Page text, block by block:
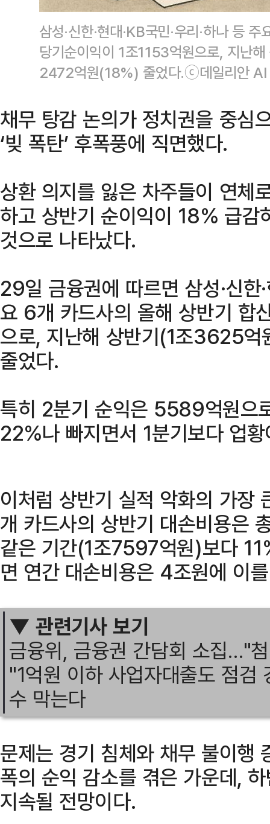
삼성·신한·현대·KB국민·우리·하나 등
당기순이익이 1조1153억원으로, 지난
2472억원(18%) 줄었다.ⓒ데일리안 AI
채무 탕감 논의가 정치권을 중심
‘빚 폭탄’ 후폭풍에 직면했다.
상환 의지를 잃은 차주들이 연체
하고 상반기 순이익이 18% 급감
것으로 나타났다.
29일 금융권에 따르면 삼성·신한
요 6개 카드사의 올해 상반기 합
으로, 지난해 상반기(1조3625
줄었다.
특히 2분기 순익은 5589억원으
22%나 빠지면서 1분기보다 업
이처럼 상반기 실적 악화의 가장
개 카드사의 상반기 대손비용은
같은 기간(1조7597억원)보다
면 연간 대손비용은 4조원에 이
▼ 관련기사 보기
금융위, 금융권 간담회 소집…"
"1억원 이하 사업자대출도 점
수 막는다
문제는 경기 침체와 채무 불이행
폭의 순익 감소를 겪은 가운데,
지속될 전망이다.